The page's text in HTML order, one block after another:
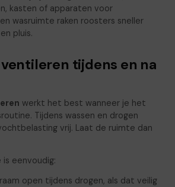
kasten of apparaten voor
wasruimte raken roosters sneller
pluis.
tijdens en na
werkt het best wanneer je het
Tijdens wassen en drogen
vrij. Laat de ruimte dan
eenvoudig:
open tijdens drogen, als dat veilig